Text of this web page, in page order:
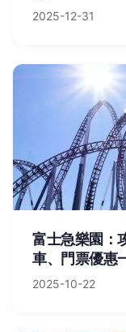
2025-12-31
富士急樂園：
車、門票優惠
2025-10-22